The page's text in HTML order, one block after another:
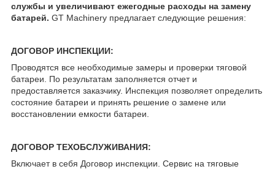
службы и увеличивают ежегодные расходы на замену
батарей. GT Machinery предлагает следующие решения:
ДОГОВОР ИНСПЕКЦИИ:
Проводятся все необходимые замеры и проверки тяговой
батареи. По результатам заполняется отчет и
предоставляется заказчику. Инспекция позволяет определить
состояние батареи и принять решение о замене или
восстановлении емкости батареи.
ДОГОВОР ТЕХОБСЛУЖИВАНИЯ:
Включает в себя Договор инспекции. Сервис на тяговые